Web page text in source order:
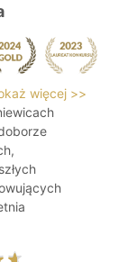
więcej >>